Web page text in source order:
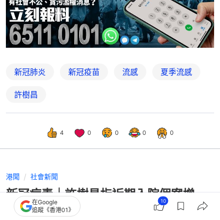
新冠肺炎 新冠疫苗 流感 夏季流感
許樹昌
4 0 0 0 0
港聞 社會新聞
新冠病毒｜許樹昌指近期入院個案增
多 恐與流感一同「夏季爆發」
在Google
追蹤《香港01》
10